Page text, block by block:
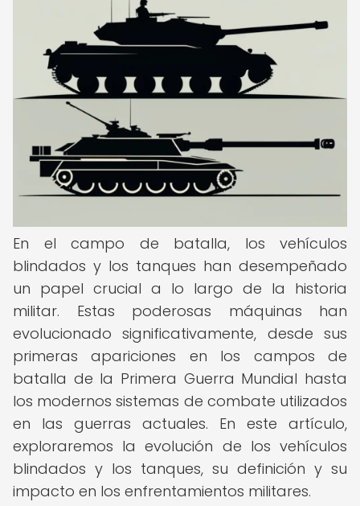
En el campo de batalla, los vehículos
blindados y los tanques han desempeñado
un papel crucial a lo largo de la historia
militar. Estas poderosas máquinas han
evolucionado significativamente, desde sus
primeras apariciones en los campos de
batalla de la Primera Guerra Mundial hasta
los modernos sistemas de combate utilizados
en las guerras actuales. En este artículo,
exploraremos la evolución de los vehículos
blindados y los tanques, su definición y su
impacto en los enfrentamientos militares.